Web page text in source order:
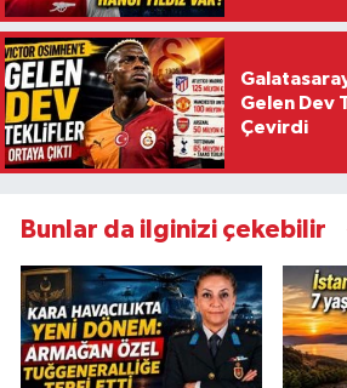
Gelen Dev
Çevirdi
Bunlar da ilginizi çekebilir